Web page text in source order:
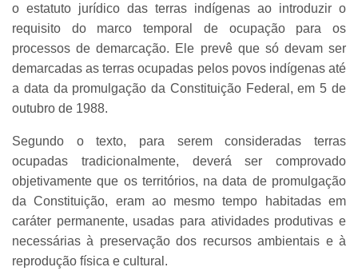
o estatuto jurídico das terras indígenas ao introduzir o
requisito do marco temporal de ocupação para os
processos de demarcação. Ele prevê que só devam ser
demarcadas as terras ocupadas pelos povos indígenas até
a data da promulgação da Constituição Federal, em 5 de
outubro de 1988.
Segundo o texto, para serem consideradas terras
ocupadas tradicionalmente, deverá ser comprovado
objetivamente que os territórios, na data de promulgação
da Constituição, eram ao mesmo tempo habitadas em
caráter permanente, usadas para atividades produtivas e
necessárias à preservação dos recursos ambientais e à
reprodução física e cultural.